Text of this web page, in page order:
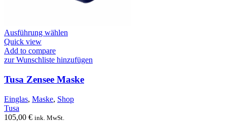
Ausführung wählen
mehrere
auf.
Die
Optionen
können
Quick view
Add to compare
zur Wunschliste hinzufügen
Tusa Zensee Maske
Einglas, Maske, Shop
Tusa
105,00 € ink. MwSt.